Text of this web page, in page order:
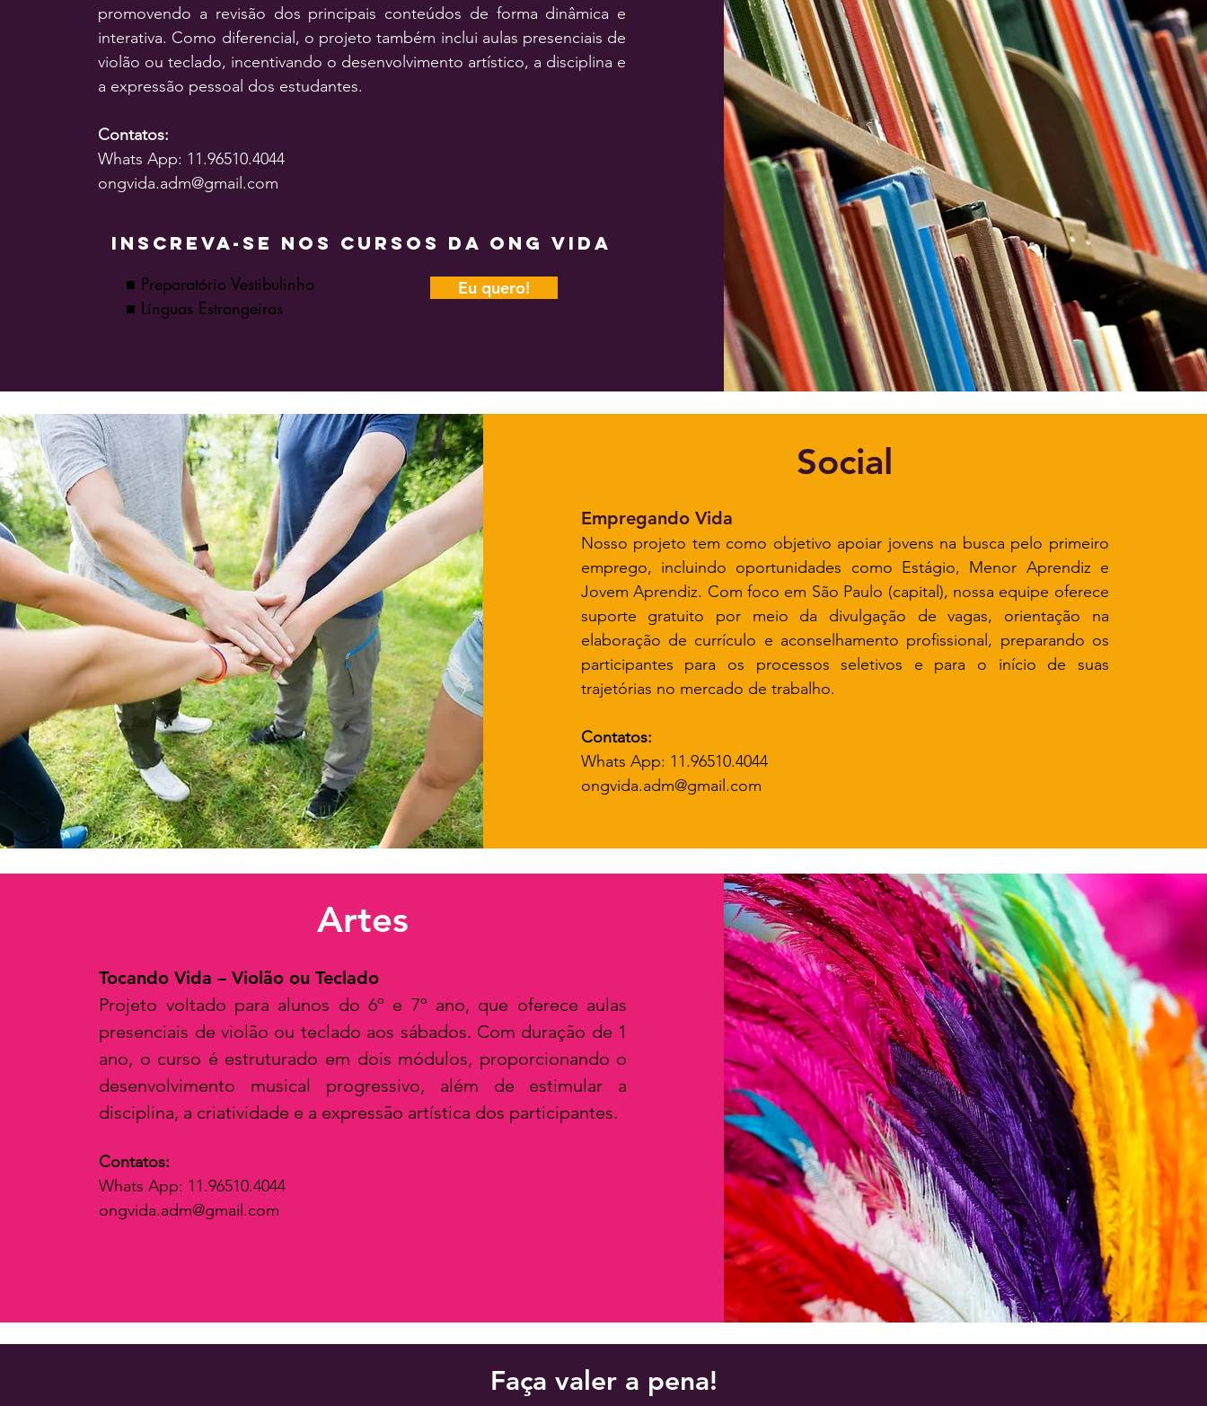
promovendo a revisão dos principais conteúdos de forma dinâmica e
interativa. Como diferencial, o projeto também inclui aulas presenciais de
violão ou teclado, incentivando o desenvolvimento artístico, a disciplina e
a expressão pessoal dos estudantes.
Contatos:
Whats App: 11.96510.4044
ongvida.adm@gmail.com
Inscreva-se nos cursos da Ong Vida
■ Preparatório Vestibulinho
■ Línguas Estrangeiras
Eu quero!
Social
Empregando Vida
Nosso projeto tem como objetivo apoiar jovens na busca pelo primeiro
emprego, incluindo oportunidades como Estágio, Menor Aprendiz e
Jovem Aprendiz. Com foco em São Paulo (capital), nossa equipe oferece
suporte gratuito por meio da divulgação de vagas, orientação na
elaboração de currículo e aconselhamento profissional, preparando os
participantes para os processos seletivos e para o início de suas
trajetórias no mercado de trabalho.
Contatos:
Whats App: 11.96510.4044
ongvida.adm@gmail.com
Artes
Tocando Vida – Violão ou Teclado
Projeto voltado para alunos do 6º e 7º ano, que oferece aulas
presenciais de violão ou teclado aos sábados. Com duração de 1
ano, o curso é estruturado em dois módulos, proporcionando o
desenvolvimento musical progressivo, além de estimular a
disciplina, a criatividade e a expressão artística dos participantes.
Contatos:
Whats App: 11.96510.4044
ongvida.adm@gmail.com
Faça valer a pena!